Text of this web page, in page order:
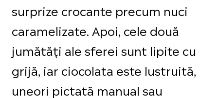
surprize crocante precum nuci
caramelizate. Apoi, cele două
jumătăți ale sferei sunt lipite cu
grijă, iar ciocolata este lustruită,
uneori pictată manual sau